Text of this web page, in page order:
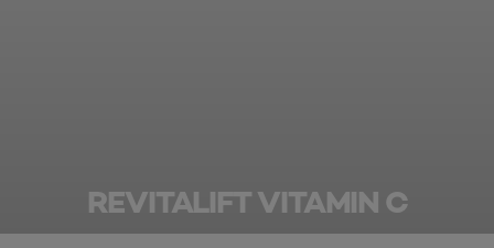
REVITALIFT VITAMIN C